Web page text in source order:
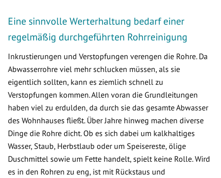
Eine sinnvolle Werterhaltung bedarf einer
regelmäßig durchgeführten Rohrreinigung
Inkrustierungen und Verstopfungen verengen die Rohre. Da
Abwasserrohre viel mehr schlucken müssen, als sie
eigentlich sollten, kann es ziemlich schnell zu
Verstopfungen kommen. Allen voran die Grundleitungen
haben viel zu erdulden, da durch sie das gesamte Abwasser
des Wohnhauses fließt. Über Jahre hinweg machen diverse
Dinge die Rohre dicht. Ob es sich dabei um kalkhaltiges
Wasser, Staub, Herbstlaub oder um Speisereste, ölige
Duschmittel sowie um Fette handelt, spielt keine Rolle. Wird
es in den Rohren zu eng, ist mit Rückstaus und